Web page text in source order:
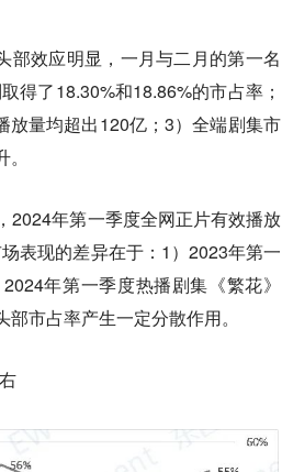
部效应明显 ，一月与二月的第一名
得了18.30%和18.86%的市占率；
放量均超出120亿；3）全端剧集市
2024年第一季度全网正片有效播放
表现的差异在于：1）2023年第一
2024年第一季度热播剧集《繁花》
部市占率产生一定分散作用。